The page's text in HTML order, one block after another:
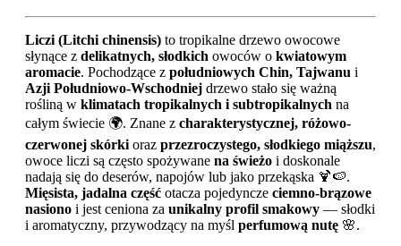
Liczi (Litchi chinensis) to tropikalne drzewo owocowe
słynące z delikatnych, słodkich owoców o kwiatowym
aromacie. Pochodzące z południowych Chin, Tajwanu i
Azji Południowo-Wschodniej drzewo stało się ważną
rośliną w klimatach tropikalnych i subtropikalnych na
całym świecie 🌍. Znane z charakterystycznej, różowo-
czerwonej skórki oraz przezroczystego, słodkiego miąższu,
owoce liczi są często spożywane na świeżo i doskonale
nadają się do deserów, napojów lub jako przekąska 🍹🍉.
Mięsista, jadalna część otacza pojedyncze ciemno-brązowe
nasiono i jest ceniona za unikalny profil smakowy — słodki
i aromatyczny, przywodzący na myśl perfumową nutę 🌸.